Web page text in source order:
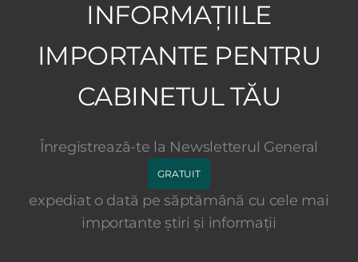
INFORMAȚIILE
IMPORTANTE PENTRU
CABINETUL TĂU
Înregistrează-te la Newsletterul General
GRATUIT
expediat o dată pe săptămână cu cele mai
importante știri și informații